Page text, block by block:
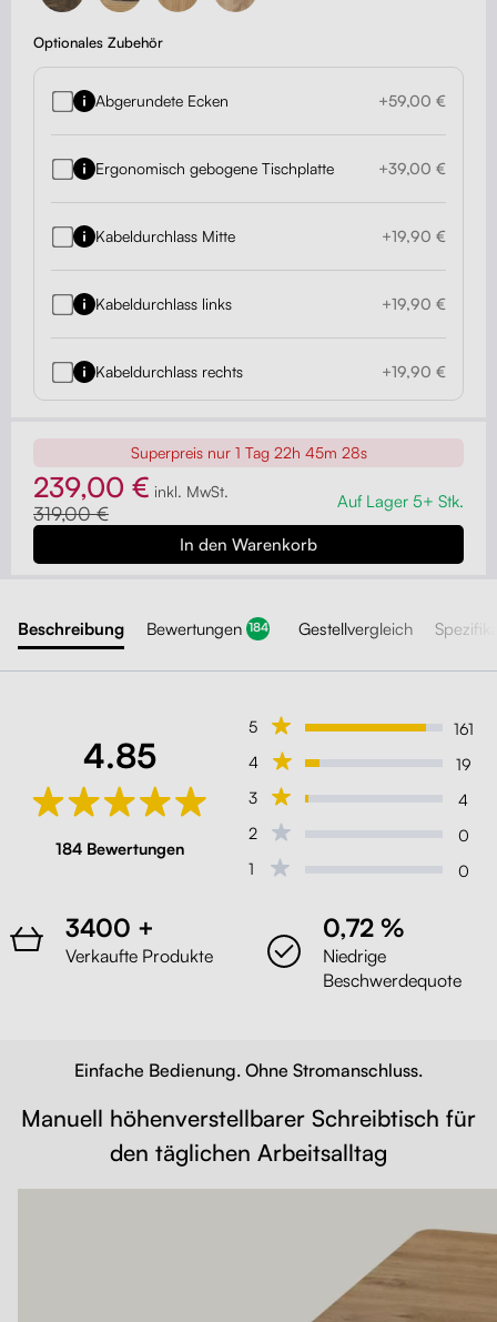
Optionales Zubehör
Abgerundete Ecken +59,00 €
Ergonomisch gebogene Tischplatte +39,00 €
Kabeldurchlass Mitte +19,90 €
Kabeldurchlass links +19,90 €
Kabeldurchlass rechts +19,90 €
Superpreis nur 1 Tag 22h 45m 26s
239,00 € inkl. MwSt.
319,00 €
Auf Lager 5+ Stk.
Beschreibung Bewertungen 184 Gestellvergleich
4.85
184 Bewertungen
5
161
4
19
3
4
2
0
1
0
3400 +
Verkaufte Produkte
0,72 %
Niedrige
Beschwerdequote
Einfache Bedienung. Ohne Stromanschluss.
Manuell höhenverstellbarer Schreibtisch für
den täglichen Arbeitsalltag